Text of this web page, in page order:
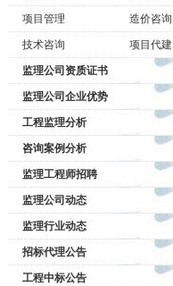
项目管理 造价咨询
技术咨询 项目代建
监理公司资质证书
监理公司企业优势
工程监理分析
咨询案例分析
监理工程师招聘
监理公司动态
监理行业动态
招标代理公告
工程中标公告